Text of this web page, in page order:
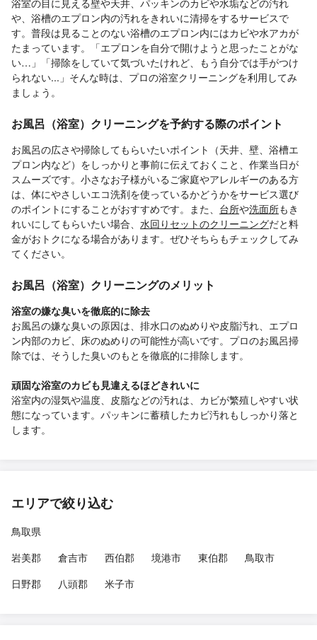
や、浴槽のエプロン内の汚れをきれいに清掃をするサービスで
す。普段は見ることのない浴槽のエプロン内にはカビや水アカが
たまっています。「エプロンを自分で開けようと思ったことがな
い…」「掃除をしていて気づいたけれど、もう自分では手がつけ
られない...」そんな時は、プロの浴室クリーニングを利用してみ
ましょう。
お風呂（浴室）クリーニングを予約する際のポイント
お風呂の広さや掃除してもらいたいポイント（天井、壁、浴槽エ
プロン内など）をしっかりと事前に伝えておくこと、作業当日が
スムーズです。小さなお子様がいるご家庭やアレルギーのある方
は、体にやさしいエコ洗剤を使っているかどうかをサービス選び
のポイントにすることがおすすめです。また、 台所や洗面所もき
れいにしてもらいたい場合、 水回りセットのクリーニングだと料
金がおトクになる場合があります。ぜひそちらもチェックしてみ
てください。
お風呂（浴室）クリーニングのメリット
浴室の嫌な臭いを徹底的に除去
お風呂の嫌な臭いの原因は、排水口のぬめりや皮脂汚れ、エプロ
ン内部のカビ、床のぬめりの可能性が高いです。プロのお風呂掃
除では、そうした臭いのもとを徹底的に排除します。
頑固な浴室のカビも見違えるほどきれいに
浴室内の湿気や温度、皮脂などの汚れは、カビが繁殖しやすい状
態になっています。パッキンに蓄積したカビ汚れもしっかり落と
します。
エリアで絞り込む
鳥取県
岩美郡
倉吉市 西伯郡 境港市 東伯郡
鳥取市
日野郡
八頭郡 米子市